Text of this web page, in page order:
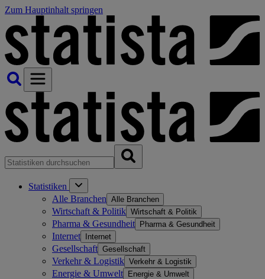
Zum Hauptinhalt springen
Statistiken
Alle Branchen Alle Branchen
Wirtschaft & Politik Wirtschaft & Politik
Pharma & Gesundheit Pharma & Gesundheit
Internet Internet
Gesellschaft Gesellschaft
Verkehr & Logistik Verkehr & Logistik
Energie & Umwelt Energie & Umwelt